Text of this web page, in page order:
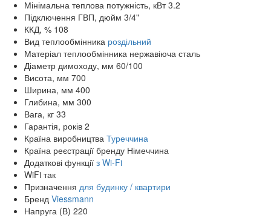
Мінімальна теплова потужність, кВт 3.2
Підключення ГВП, дюйм 3/4"
ККД, % 108
Вид теплообмінника роздільний
Матеріал теплообмінника нержавіюча сталь
Діаметр димоходу, мм 60/100
Висота, мм 700
Ширина, мм 400
Глибина, мм 300
Вага, кг 33
Гарантія, років 2
Країна виробництва Туреччина
Країна реєстрації бренду Німеччина
Додаткові функції з Wi-Fi
WiFi так
Призначення для будинку / квартири
Бренд Viessmann
Напруга (В) 220